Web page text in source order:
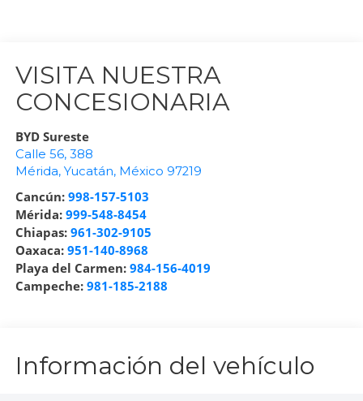
VISITA NUESTRA
CONCESIONARIA
BYD Sureste
Calle 56, 388
Mérida, Yucatán, México 97219
Cancún: 998-157-5103
Mérida: 999-548-8454
Chiapas: 961-302-9105
Oaxaca: 951-140-8968
Playa del Carmen: 984-156-4019
Campeche: 981-185-2188
Información del vehículo